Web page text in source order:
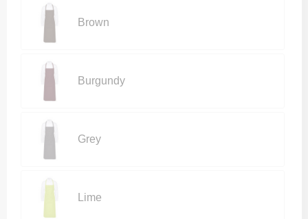
Brown
Burgundy
Grey
Lime